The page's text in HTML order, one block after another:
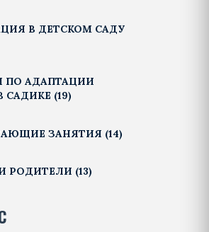
В ДЕТСКОМ САДУ
ПО АДАПТАЦИИ
САДИКЕ (19)
ЗАНЯТИЯ (14)
РОДИТЕЛИ (13)